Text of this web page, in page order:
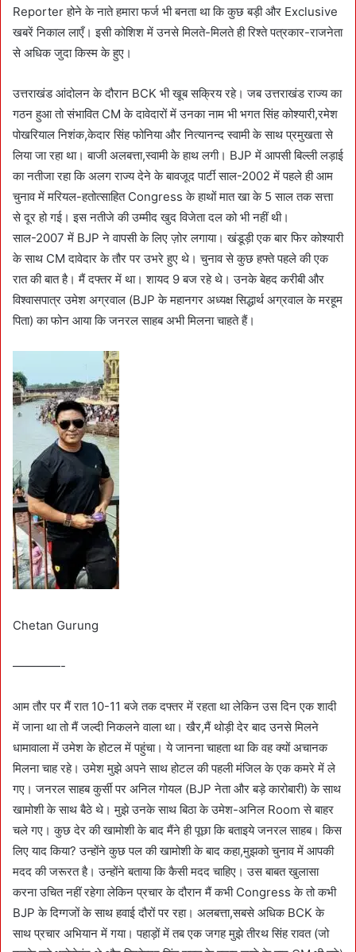
Reporter होने के नाते हमारा फर्ज भी बनता था कि कुछ बड़ी और Exclusive
खबरें निकाल लाएँ। इसी कोशिश में उनसे मिलते-मिलते ही रिश्ते पत्रकार-राजनेता
से अधिक जुदा किस्म के हुए।
उत्तराखंड आंदोलन के दौरान BCK भी खूब सक्रिय रहे। जब उत्तराखंड राज्य का
गठन हुआ तो संभावित CM के दावेदारों में उनका नाम भी भगत सिंह कोश्यारी,रमेश
पोखरियाल निशंक,केदार सिंह फोनिया और नित्यानन्द स्वामी के साथ प्रमुखता से
लिया जा रहा था। बाजी अलबत्ता,स्वामी के हाथ लगी। BJP में आपसी बिल्ली लड़ाई
का नतीजा रहा कि अलग राज्य देने के बावजूद पार्टी साल-2002 में पहले ही आम
चुनाव में मरियल-हतोत्साहित Congress के हाथों मात खा के 5 साल तक सत्ता
से दूर हो गई। इस नतीजे की उम्मीद खुद विजेता दल को भी नहीं थी।
साल-2007 में BJP ने वापसी के लिए ज़ोर लगाया। खंडूड़ी एक बार फिर कोश्यारी
के साथ CM दावेदार के तौर पर उभरे हुए थे। चुनाव से कुछ हफ्ते पहले की एक
रात की बात है। मैं दफ्तर में था। शायद 9 बज रहे थे। उनके बेहद करीबी और
विश्वासपात्र उमेश अग्रवाल (BJP के महानगर अध्यक्ष सिद्धार्थ अग्रवाल के मरहूम
पिता) का फोन आया कि जनरल साहब अभी मिलना चाहते हैं।
Chetan Gurung
————-
आम तौर पर मैं रात 10-11 बजे तक दफ्तर में रहता था लेकिन उस दिन एक शादी
में जाना था तो मैं जल्दी निकलने वाला था। खैर,मैं थोड़ी देर बाद उनसे मिलने
धामावाला में उमेश के होटल में पहुंचा। ये जानना चाहता था कि वह क्यों अचानक
मिलना चाह रहे। उमेश मुझे अपने साथ होटल की पहली मंजिल के एक कमरे में ले
गए। जनरल साहब कुर्सी पर अनिल गोयल (BJP नेता और बड़े कारोबारी) के साथ
खामोशी के साथ बैठे थे। मुझे उनके साथ बिठा के उमेश-अनिल Room से बाहर
चले गए। कुछ देर की खामोशी के बाद मैंने ही पूछा कि बताइये जनरल साहब। किस
लिए याद किया? उन्होंने कुछ पल की खामोशी के बाद कहा,मुझको चुनाव में आपकी
मदद की जरूरत है। उन्होंने बताया कि कैसी मदद चाहिए। उस बाबत खुलासा
करना उचित नहीं रहेगा लेकिन प्रचार के दौरान मैं कभी Congress के तो कभी
BJP के दिग्गजों के साथ हवाई दौरों पर रहा। अलबत्ता,सबसे अधिक BCK के
साथ प्रचार अभियान में गया। पहाड़ों में तब एक जगह मुझे तीरथ सिंह रावत (जो